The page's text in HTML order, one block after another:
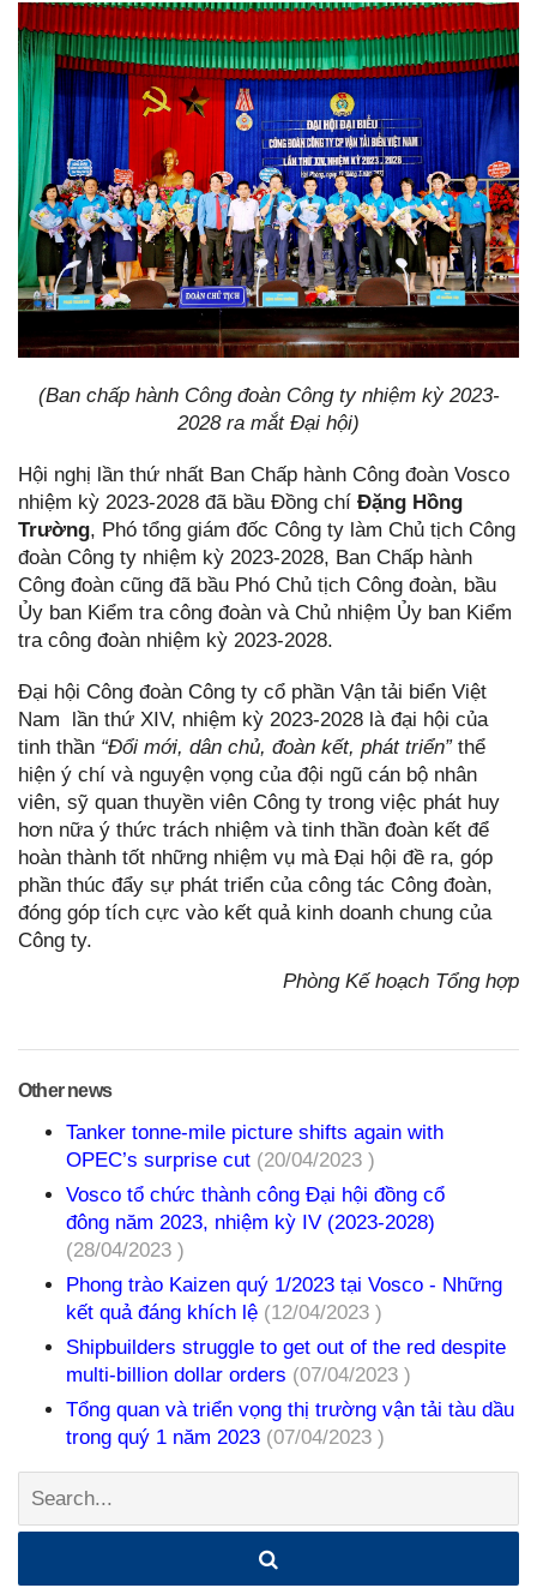
(Ban chấp hành Công đoàn Công ty nhiệm kỳ 2023-
2028 ra mắt Đại hội)
Hội nghị lần thứ nhất Ban Chấp hành Công đoàn Vosco
nhiệm kỳ 2023-2028 đã bầu Đồng chí Đặng Hồng
Trường, Phó tổng giám đốc Công ty làm Chủ tịch Công
đoàn Công ty nhiệm kỳ 2023-2028, Ban Chấp hành
Công đoàn cũng đã bầu Phó Chủ tịch Công đoàn, bầu
Ủy ban Kiểm tra công đoàn và Chủ nhiệm Ủy ban Kiểm
tra công đoàn nhiệm kỳ 2023-2028.
Đại hội Công đoàn Công ty cổ phần Vận tải biển Việt
Nam lần thứ XIV, nhiệm kỳ 2023-2028 là đại hội của
tinh thần “Đổi mới, dân chủ, đoàn kết, phát triển”thể
hiện ý chí và nguyện vọng của đội ngũ cán bộ nhân
viên, sỹ quan thuyền viên Công ty trong việc phát huy
hơn nữa ý thức trách nhiệm và tinh thần đoàn kết để
hoàn thành tốt những nhiệm vụ mà Đại hội đề ra, góp
phần thúc đẩy sự phát triển của công tác Công đoàn,
đóng góp tích cực vào kết quả kinh doanh chung của
Công ty.
Phòng Kế hoạch Tổng hợp
Other news
Tanker tonne-mile picture shifts again with
OPEC’s surprise cut (20/04/2023 )
Vosco tổ chức thành công Đại hội đồng cổ
đông năm 2023, nhiệm kỳ IV (2023-2028)
(28/04/2023 )
Phong trào Kaizen quý 1/2023 tại Vosco - Những
kết quả đáng khích lệ (12/04/2023 )
Shipbuilders struggle to get out of the red despite
multi-billion dollar orders (07/04/2023 )
Tổng quan và triển vọng thị trường vận tải tàu dầu
trong quý 1 năm 2023 (07/04/2023 )
Search: